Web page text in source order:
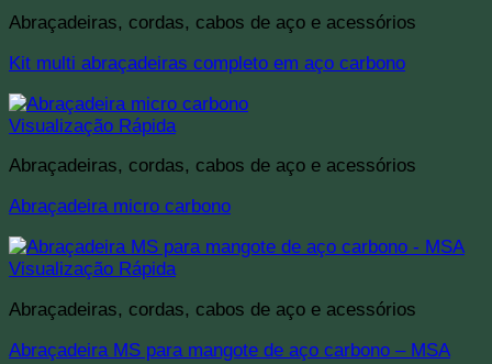
Abraçadeiras, cordas, cabos de aço e acessórios
Kit multi abraçadeiras completo em aço carbono
Visualização Rápida
Abraçadeiras, cordas, cabos de aço e acessórios
Abraçadeira micro carbono
Visualização Rápida
Abraçadeiras, cordas, cabos de aço e acessórios
Abraçadeira MS para mangote de aço carbono – MSA